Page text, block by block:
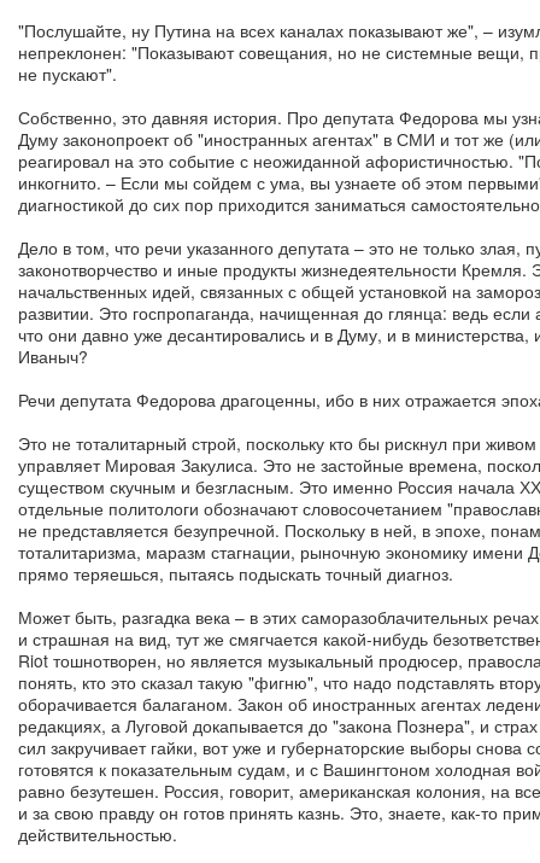
"Послушайте, ну Путина на всех каналах показывают же", –
непреклонен: "Показывают совещания, но не системные вещи,
не пускают".
Собственно, это давняя история. Про депутата Федорова мы
Думу законопроект об "иностранных агентах" в СМИ и тот же
реагировал на это событие с неожиданной афористичностью.
инкогнито. – Если мы сойдем с ума, вы узнаете об этом
диагностикой до сих пор приходится заниматься
Дело в том, что речи указанного депутата – это не только злая,
законотворчество и иные продукты жизнедеятельности
начальственных идей, связанных с общей установкой на
развитии. Это госпропаганда, начищенная до глянца: ведь
что они давно уже десантировались и в Думу, и в министерства,
Иваныч?
Речи депутата Федорова драгоценны, ибо в них отражается
Это не тоталитарный строй, поскольку кто бы рискнул при
управляет Мировая Закулиса. Это не застойные времена,
существом скучным и безгласным. Это именно Россия начала
отдельные политологи обозначают словосочетанием
не представляется безупречной. Поскольку в ней, в эпохе,
тоталитаризма, маразм стагнации, рыночную экономику имени
прямо теряешься, пытаясь подыскать точный диагноз.
Может быть, разгадка века – в этих саморазоблачительных
и страшная на вид, тут же смягчается какой-нибудь
Riot тошнотворен, но является музыкальный продюсер,
понять, кто это сказал такую "фигню", что надо подставлять
оборачивается балаганом. Закон об иностранных агентах
редакциях, а Луговой докапывается до "закона Познера", и
сил закручивает гайки, вот уже и губернаторские выборы снова
готовятся к показательным судам, и с Вашингтоном холодная
равно безутешен. Россия, говорит, американская колония, на
и за свою правду он готов принять казнь. Это, знаете, как-то
действительностью.